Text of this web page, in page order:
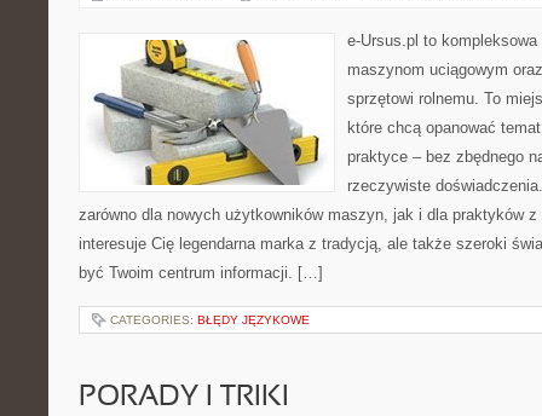
e-Ursus.pl to
maszynom uciągowym
sprzętowi rolnemu. To
które chcą opanować
praktyce – bez zbędnego
rzeczywiste
zarówno dla nowych użytkowników maszyn, jak i dla praktyków
interesuje Cię legendarna marka z tradycją, ale także szeroki
być Twoim centrum informacji. […]
CATEGORIES: BŁĘDY JĘZYKOWE
PORADY I TRIKI